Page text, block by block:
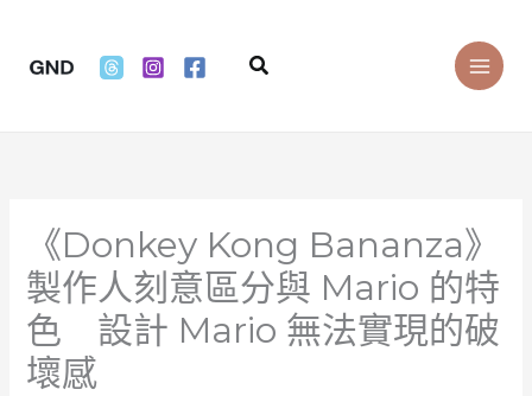
content
Search
《Donkey Kong Bananza》
製作人刻意區分與 Mario 的特
色 設計 Mario 無法實現的破
壞感